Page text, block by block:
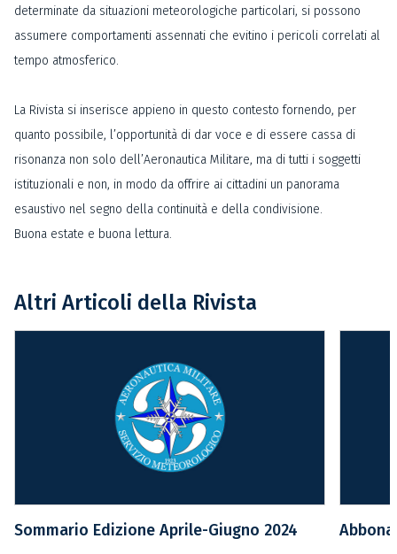
determinate da situazioni meteorologiche particolari, si possono
assumere comportamenti assennati che evitino i pericoli correlati al
tempo atmosferico.
La Rivista si inserisce appieno in questo contesto fornendo, per
quanto possibile, l’opportunità di dar voce e di essere cassa di
risonanza non solo dell’Aeronautica Militare, ma di tutti i soggetti
istituzionali e non, in modo da offrire ai cittadini un panorama
esaustivo nel segno della continuità e della condivisione.
Buona estate e buona lettura.
Altri Articoli della Rivista
Sommario Edizione Aprile-Giugno 2024